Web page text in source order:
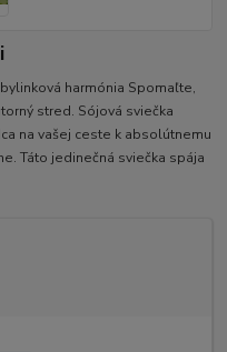
harmónia Spomaľte,
stred. Sójová sviečka
na vašej ceste k absolútnemu
Táto jedinečná sviečka spája